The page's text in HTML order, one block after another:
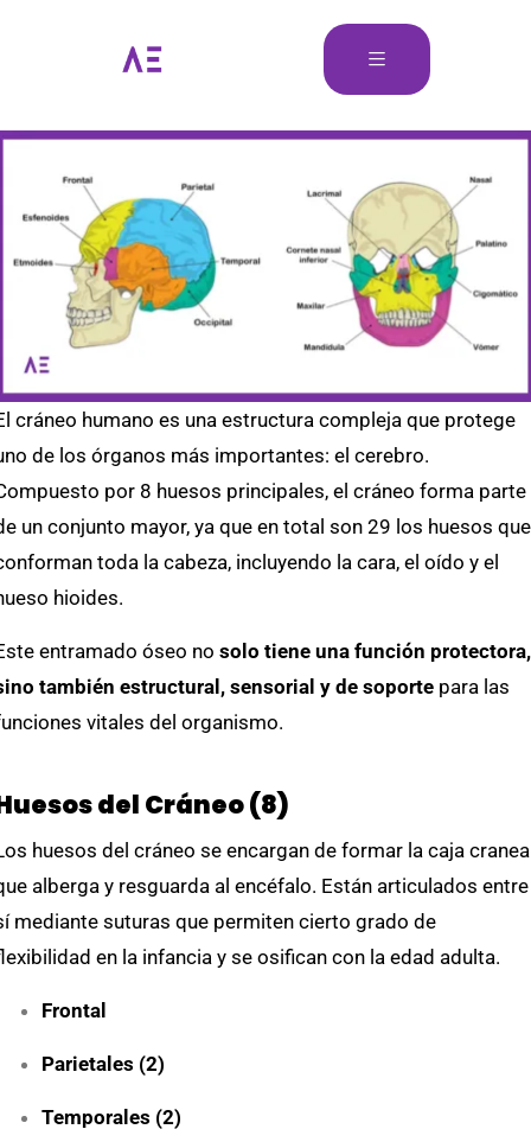
cráneo humano es una estructura compleja que protege
de los órganos más importantes: el cerebro.
por 8 huesos principales, el cráneo forma parte
un conjunto mayor, ya que en total son 29 los huesos que
toda la cabeza, incluyendo la cara, el oído y el
hioides.
entramado óseo no solo tiene una función protectora,
también estructural, sensorial y de soporte para las
vitales del organismo.
del Cráneo (8)
huesos del cráneo se encargan de formar la caja
alberga y resguarda al encéfalo. Están articulados entre
mediante suturas que permiten cierto grado de
en la infancia y se osifican con la edad adulta.
Frontal
Parietales (2)
Temporales (2)